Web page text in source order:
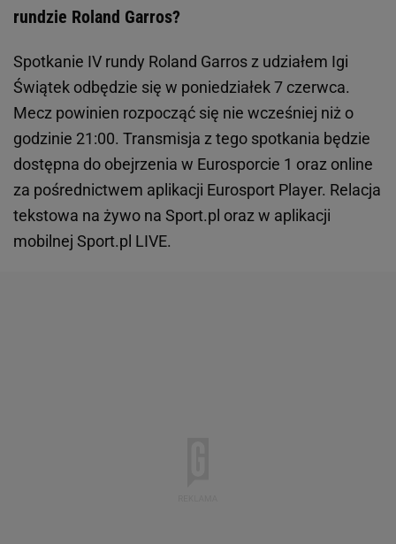
rundzie Roland Garros?
Spotkanie IV rundy Roland Garros z udziałem Igi
Świątek odbędzie się w poniedziałek 7 czerwca.
Mecz powinien rozpocząć się nie wcześniej niż o
godzinie 21:00. Transmisja z tego spotkania będzie
dostępna do obejrzenia w Eurosporcie 1 oraz online
za pośrednictwem aplikacji Eurosport Player. Relacja
tekstowa na żywo na Sport.pl oraz w aplikacji
mobilnej Sport.pl LIVE.